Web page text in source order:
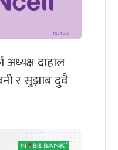
अध्यक्ष दाहाल
र सुझाब दुवै